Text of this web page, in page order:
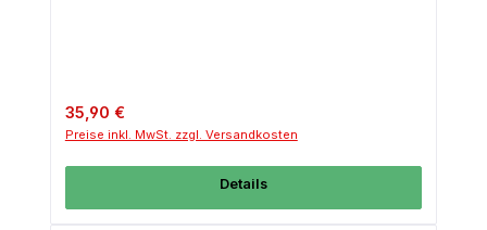
Regulärer Preis:
35,90 €
Preise inkl. MwSt. zzgl. Versandkosten
Details